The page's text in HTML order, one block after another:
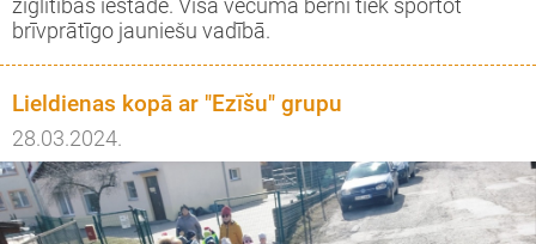
ziglītības iestādē. Visa vecuma bērni tiek sportot
brīvprātīgo jauniešu vadībā.
Lieldienas kopā ar "Ezīšu" grupu
28.03.2024.